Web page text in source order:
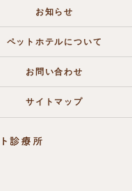
お知らせ
ペットホテルについて
お問い合わせ
サイトマップ